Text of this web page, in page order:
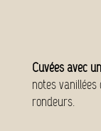
Cuvées avec
notes
rondeurs.